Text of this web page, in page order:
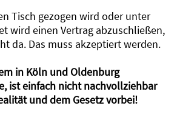
Tisch gezogen wird oder unter
wird einen Vertrag abzuschließen,
da. Das muss akzeptiert werden.
in Köln und Oldenburg
ist einfach nicht nachvollziehbar
und dem Gesetz vorbei!